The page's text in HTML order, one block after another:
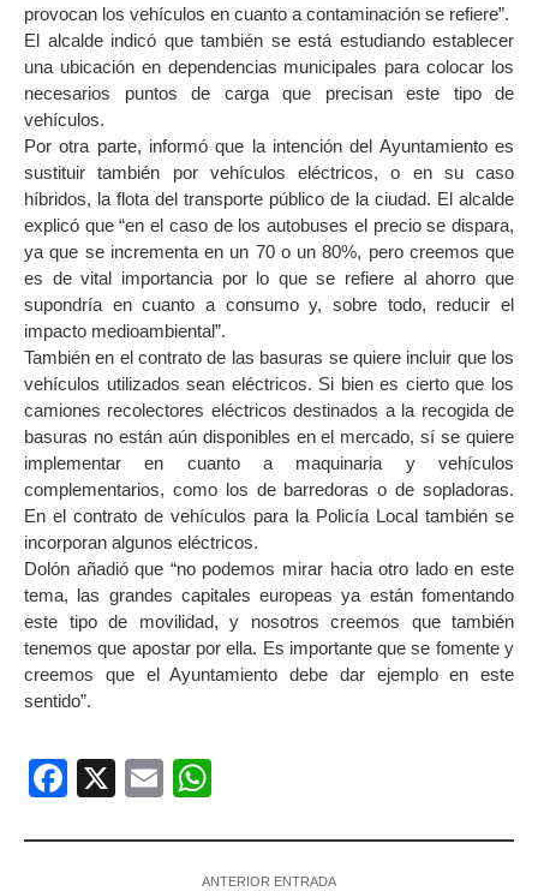
provocan los vehículos en cuanto a contaminación se refiere”.
El alcalde indicó que también se está estudiando establecer
una ubicación en dependencias municipales para colocar los
necesarios puntos de carga que precisan este tipo de
vehículos.
Por otra parte, informó que la intención del Ayuntamiento es
sustituir también por vehículos eléctricos, o en su caso
híbridos, la flota del transporte público de la ciudad. El alcalde
explicó que “en el caso de los autobuses el precio se dispara,
ya que se incrementa en un 70 o un 80%, pero creemos que
es de vital importancia por lo que se refiere al ahorro que
supondría en cuanto a consumo y, sobre todo, reducir el
impacto medioambiental”.
También en el contrato de las basuras se quiere incluir que los
vehículos utilizados sean eléctricos. Si bien es cierto que los
camiones recolectores eléctricos destinados a la recogida de
basuras no están aún disponibles en el mercado, sí se quiere
implementar en cuanto a maquinaria y vehículos
complementarios, como los de barredoras o de sopladoras.
En el contrato de vehículos para la Policía Local también se
incorporan algunos eléctricos.
Dolón añadió que “no podemos mirar hacia otro lado en este
tema, las grandes capitales europeas ya están fomentando
este tipo de movilidad, y nosotros creemos que también
tenemos que apostar por ella. Es importante que se fomente y
creemos que el Ayuntamiento debe dar ejemplo en este
sentido”.
Facebook
X Email
ANTERIOR ENTRADA